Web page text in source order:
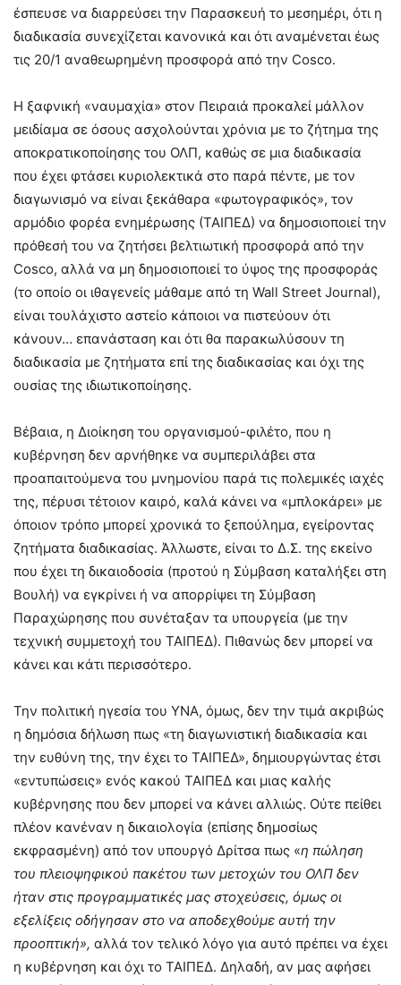
έσπευσε να διαρρεύσει την Παρασκευή το μεσημέρι, ότι η
διαδικασία συνεχίζεται κανονικά και ότι αναμένεται έως
τις 20/1 αναθεωρημένη προσφορά από την Cosco.
Η ξαφνική «ναυμαχία» στον Πειραιά προκαλεί μάλλον
μειδίαμα σε όσους ασχολούνται χρόνια με το ζήτημα της
αποκρατικοποίησης του ΟΛΠ, καθώς σε μια διαδικασία
που έχει φτάσει κυριολεκτικά στο παρά πέντε, με τον
διαγωνισμό να είναι ξεκάθαρα «φωτογραφικός», τον
αρμόδιο φορέα ενημέρωσης (ΤΑΙΠΕΔ) να δημοσιοποιεί την
πρόθεσή του να ζητήσει βελτιωτική προσφορά από την
Cosco, αλλά να μη δημοσιοποιεί το ύψος της προσφοράς
(το οποίο οι ιθαγενείς μάθαμε από τη Wall Street Journal),
είναι τουλάχιστο αστείο κάποιοι να πιστεύουν ότι
κάνουν… επανάσταση και ότι θα παρακωλύσουν τη
διαδικασία με ζητήματα επί της διαδικασίας και όχι της
ουσίας της ιδιωτικοποίησης.
Βέβαια, η Διοίκηση του οργανισμού-φιλέτο, που η
κυβέρνηση δεν αρνήθηκε να συμπεριλάβει στα
προαπαιτούμενα του μνημονίου παρά τις πολεμικές ιαχές
της, πέρυσι τέτοιον καιρό, καλά κάνει να «μπλοκάρει» με
όποιον τρόπο μπορεί χρονικά το ξεπούλημα, εγείροντας
ζητήματα διαδικασίας. Άλλωστε, είναι το Δ.Σ. της εκείνο
που έχει τη δικαιοδοσία (προτού η Σύμβαση καταλήξει στη
Βουλή) να εγκρίνει ή να απορρίψει τη Σύμβαση
Παραχώρησης που συνέταξαν τα υπουργεία (με την
τεχνική συμμετοχή του ΤΑΙΠΕΔ). Πιθανώς δεν μπορεί να
κάνει και κάτι περισσότερο.
Την πολιτική ηγεσία του ΥΝΑ, όμως, δεν την τιμά ακριβώς
η δημόσια δήλωση πως «τη διαγωνιστική διαδικασία και
την ευθύνη της, την έχει το ΤΑΙΠΕΔ», δημιουργώντας έτσι
«εντυπώσεις» ενός κακού ΤΑΙΠΕΔ και μιας καλής
κυβέρνησης που δεν μπορεί να κάνει αλλιώς. Ούτε πείθει
πλέον κανέναν η δικαιολογία (επίσης δημοσίως
εκφρασμένη) από τον υπουργό Δρίτσα πως «η πώληση
του πλειοψηφικού πακέτου των μετοχών του ΟΛΠ δεν
ήταν στις προγραμματικές μας στοχεύσεις, όμως οι
εξελίξεις οδήγησαν στο να αποδεχθούμε αυτή την
προοπτική», αλλά τον τελικό λόγο για αυτό πρέπει να έχει
η κυβέρνηση και όχι το ΤΑΙΠΕΔ. Δηλαδή, αν μας αφήσει